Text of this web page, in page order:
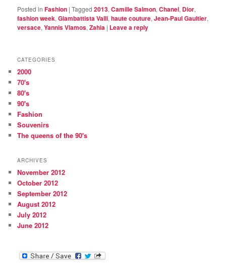
Posted in Fashion |Tagged 2013,Camille Salmon,Chanel, Dior,
fashion week,Giambattista Valli,haute couture,Jean-Paul Gaultier,
versace,Yannis Vlamos,Zahia | Leave a reply
CATEGORIES
2000
70's
80's
90's
Fashion
Souvenirs
The queens of the 90's
ARCHIVES
November 2012
October 2012
September 2012
August 2012
July 2012
June 2012